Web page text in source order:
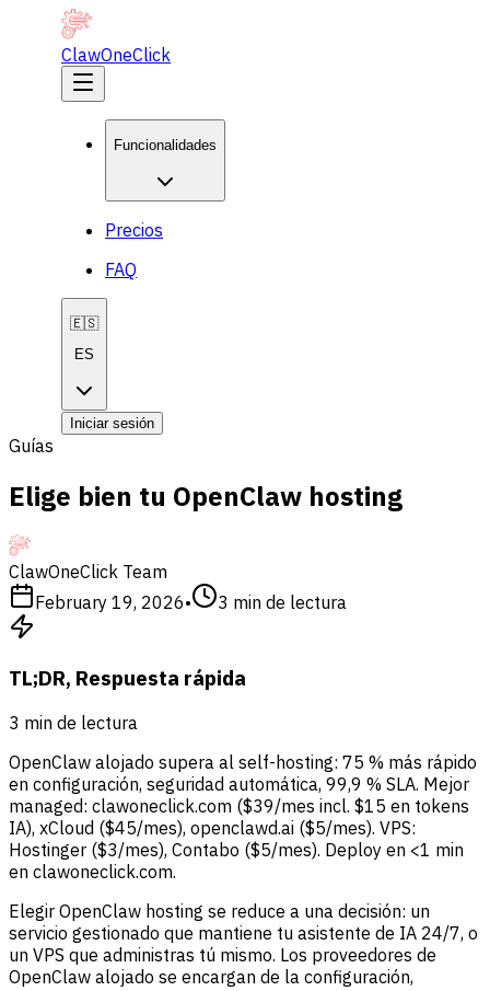
ClawOneClick
Funcionalidades
Precios
FAQ
🇪🇸
ES
Iniciar sesión
Guías
Elige bien tu OpenClaw hosting
ClawOneClick Team
February 19, 2026• 3 min de lectura
TL;DR, Respuesta rápida
3 min de lectura
OpenClaw alojado supera al self-hosting: 75 % más rápido
en configuración, seguridad automática, 99,9 % SLA. Mejor
managed: clawoneclick.com ($39/mes incl. $15 en tokens
IA), xCloud ($45/mes), openclawd.ai ($5/mes). VPS:
Hostinger ($3/mes), Contabo ($5/mes). Deploy en <1 min
en clawoneclick.com.
Elegir OpenClaw hosting se reduce a una decisión: un
servicio gestionado que mantiene tu asistente de IA 24/7, o
un VPS que administras tú mismo. Los proveedores de
OpenClaw alojado se encargan de la configuración,